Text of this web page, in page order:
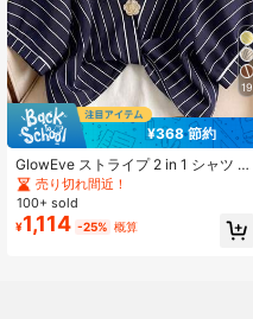
19
¥368 節約
GlowEve ストライプ 2 in 1 シャツ バ
ケーションアウトフィット レディー
ス
売り切れ間近！
100+ sold
¥1,114 -25% 概算